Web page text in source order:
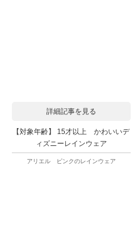
詳細記事を見る
【対象年齢】 15才以上 かわいいデ
ィズニーレインウェア
アリエル ピンクのレインウェア